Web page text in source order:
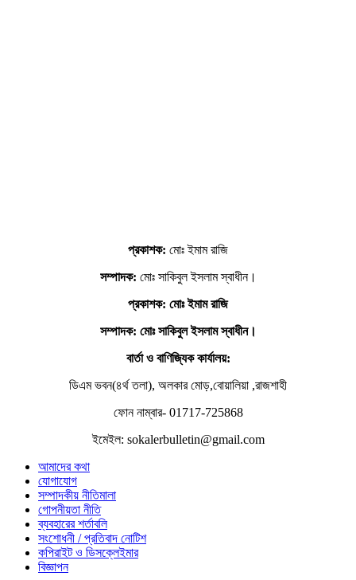
প্রকাশক: মোঃ ইমাম রাজি
সম্পাদক: মোঃ সাকিবুল ইসলাম স্বাধীন।
প্রকাশক: মোঃ ইমাম রাজি
সম্পাদক: মোঃ সাকিবুল ইসলাম স্বাধীন।
বার্তা ও বাণিজ্যিক কার্যালয়:
ডিএম ভবন(৪র্থ তলা), অলকার মোড়,বোয়ালিয়া ,রাজশাহী
ফোন নাম্বার- 01717-725868
ইমেইল: sokalerbulletin@gmail.com
আমাদের কথা
যোগাযোগ
সম্পাদকীয় নীতিমালা
গোপনীয়তা নীতি
ব্যবহারের শর্তাবলি
সংশোধনী / প্রতিবাদ নোটিশ
কপিরাইট ও ডিসক্লেইমার
বিজ্ঞাপন